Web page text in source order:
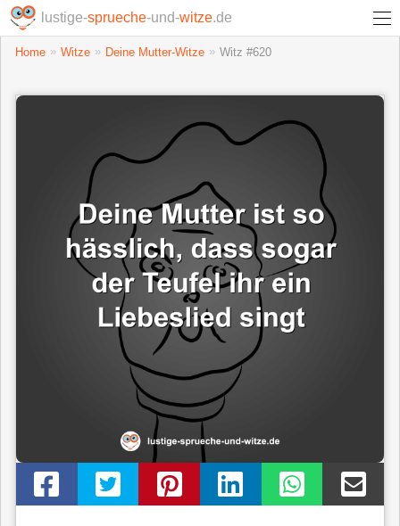
lustige-sprueche-und-witze.de
Home Witze Deine Mutter-Witze Witz #620